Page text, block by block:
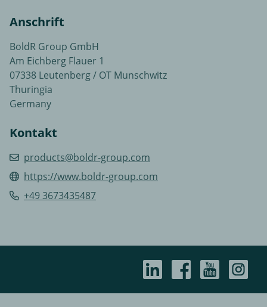
Anschrift
BoldR Group GmbH
Am Eichberg Flauer 1
07338 Leutenberg / OT Munschwitz
Thuringia
Germany
Kontakt
products@boldr-group.com
https://www.boldr-group.com
+49 3673435487